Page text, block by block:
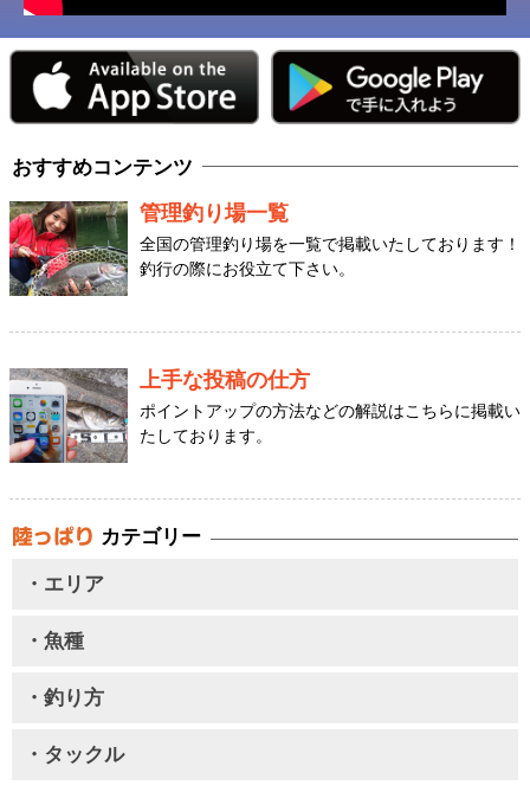
おすすめコンテンツ
管理釣り場一覧
全国の管理釣り場を一覧で掲載いたしております！
釣行の際にお役立て下さい。
上手な投稿の仕方
ポイントアップの方法などの解説はこちらに掲載い
たしております。
カテゴリー
・エリア
・魚種
・釣り方
・タックル